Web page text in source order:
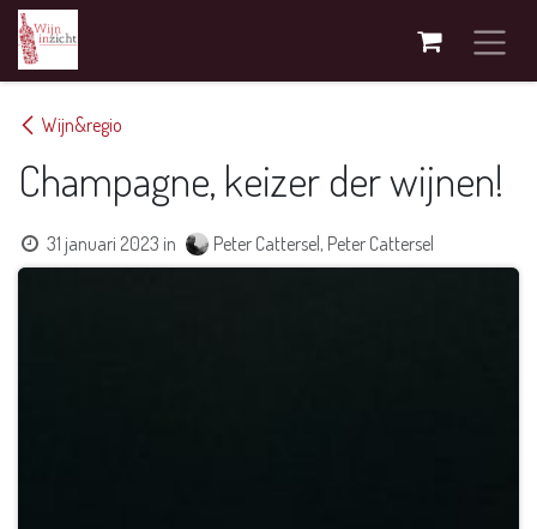
Overslaan naar inhoud
Wijn&regio
Champagne, keizer der wijnen!
31 januari 2023 in Peter Cattersel, Peter Cattersel